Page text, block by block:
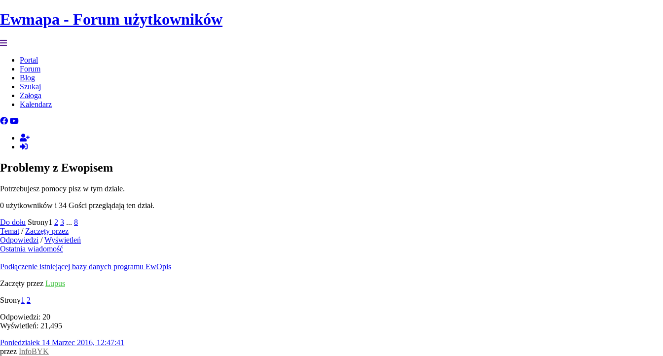
Ewmapa - Forum użytkowników
Portal
Forum
Blog
Szukaj
Załoga
Kalendarz
Problemy z Ewopisem
Potrzebujesz pomocy pisz w tym dziale.
0 użytkowników i 34 Gości przeglądają ten dział.
Do dołu Strony1 2 3 ... 8
Temat / Zaczęty przez
Odpowiedzi /Wyświetleń
Ostatnia wiadomość
Podłączenie istniejącej bazy danych programu EwOpis
Zaczęty przez Lupus
Strony1 2
Odpowiedzi: 20
Wyświetleń: 21,495
Poniedziałek 14 Marzec 2016, 12:47:41
przez InfoBYK